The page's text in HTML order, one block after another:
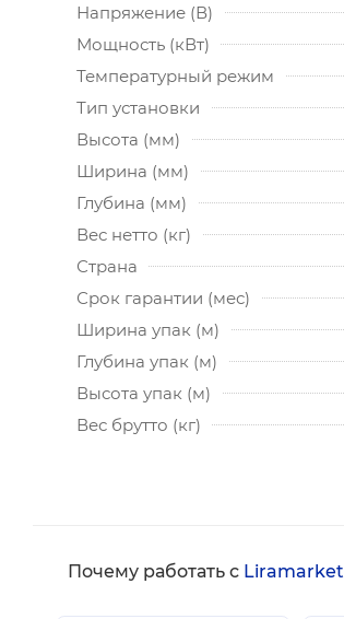
Напряжение (В)
Мощность (кВт)
Температурный режим
Тип установки
Высота (мм)
Ширина (мм)
Глубина (мм)
Вес нетто (кг)
Страна
Срок гарантии (мес)
Ширина упак (м)
Глубина упак (м)
Высота упак (м)
Вес брутто (кг)
Почему работать с Liramarket